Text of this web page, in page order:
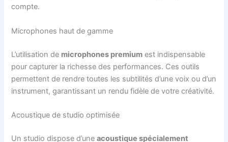
compte.
Microphones haut de gamme
L’utilisation de microphones premium est indispensable
pour capturer la richesse des performances. Ces outils
permettent de rendre toutes les subtilités d’une voix ou d’un
instrument, garantissant un rendu fidèle de votre créativité.
Acoustique de studio optimisée
Un studio dispose d’uneacoustique spécialement